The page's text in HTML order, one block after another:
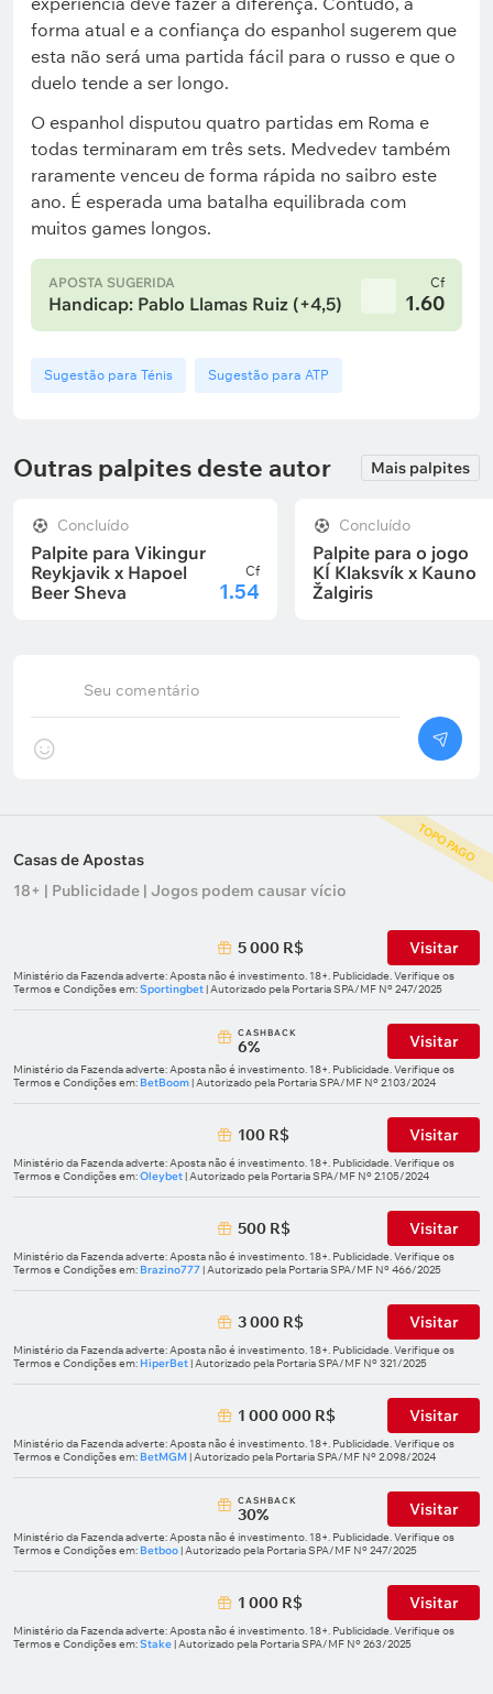
forma atual e a confiança do espanhol sugerem que
esta não será uma partida fácil para o russo e que o
duelo tende a ser longo.
O espanhol disputou quatro partidas em Roma e
todas terminaram em três sets. Medvedev também
raramente venceu de forma rápida no saibro este
ano. É esperada uma batalha equilibrada com
muitos games longos.
APOSTA SUGERIDA
Handicap: Pablo Llamas Ruiz (+4,5)
Cf
1.60
Sugestão para Ténis Sugestão para ATP
Outras palpites deste autor Mais palpites
Concluído
Palpite para Vikingur
Reykjavik x Hapoel
Beer Sheva
Cf
1.54
Concluído
Palpite para o jogo
KÍ Klaksvík x Kauno
Žalgiris
Seu comentário
TOPO PAGO
Casas de Apostas
18+ | Publicidade | Jogos podem causar vício
5 000 R$ Visitar
Ministério da Fazenda adverte: Aposta não é investimento. 18+. Publicidade. Verifique os
Termos e Condições em:Sportingbet| Autorizado pela Portaria SPA/MF Nº 247/2025
СASHBACK
6% Visitar
Ministério da Fazenda adverte: Aposta não é investimento. 18+. Publicidade. Verifique os
Termos e Condições em: BetBoom| Autorizado pela Portaria SPA/MF Nº 2.103/2024
100 R$ Visitar
Ministério da Fazenda adverte: Aposta não é investimento. 18+. Publicidade. Verifique os
Termos e Condições em:Oleybet| Autorizado pela Portaria SPA/MF Nº 2.105/2024
500 R$ Visitar
Ministério da Fazenda adverte: Aposta não é investimento. 18+. Publicidade. Verifique os
Termos e Condições em: Brazino777| Autorizado pela Portaria SPA/MF Nº 466/2025
3 000 R$ Visitar
Ministério da Fazenda adverte: Aposta não é investimento. 18+. Publicidade. Verifique os
Termos e Condições em: HiperBet| Autorizado pela Portaria SPA/MF Nº 321/2025
1 000 000 R$ Visitar
Ministério da Fazenda adverte: Aposta não é investimento. 18+. Publicidade. Verifique os
Termos e Condições em: BetMGM| Autorizado pela Portaria SPA/MF Nº 2.098/2024
СASHBACK
30% Visitar
Ministério da Fazenda adverte: Aposta não é investimento. 18+. Publicidade. Verifique os
Termos e Condições em: Betboo| Autorizado pela Portaria SPA/MF Nº 247/2025
1 000 R$ Visitar
Ministério da Fazenda adverte: Aposta não é investimento. 18+. Publicidade. Verifique os
Termos e Condições em:Stake| Autorizado pela Portaria SPA/MF Nº 263/2025